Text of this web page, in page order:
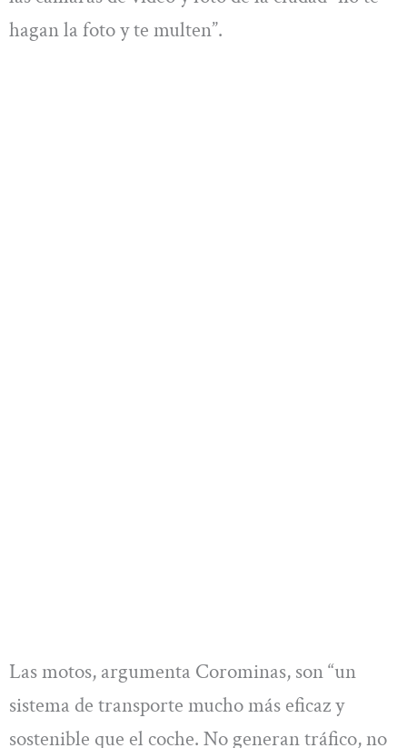
hagan la foto y te multen”.
Las motos, argumenta Corominas, son “un
sistema de transporte mucho más eficaz y
sostenible que el coche. No generan tráfico, no